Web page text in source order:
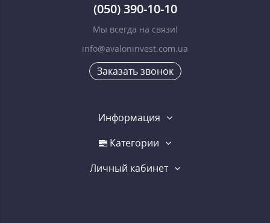
(050) 390-10-10
Мы всегда на связи!
info@avaloninvest.com.ua
Заказать звонок
Информация
Категории
Личный кабинет